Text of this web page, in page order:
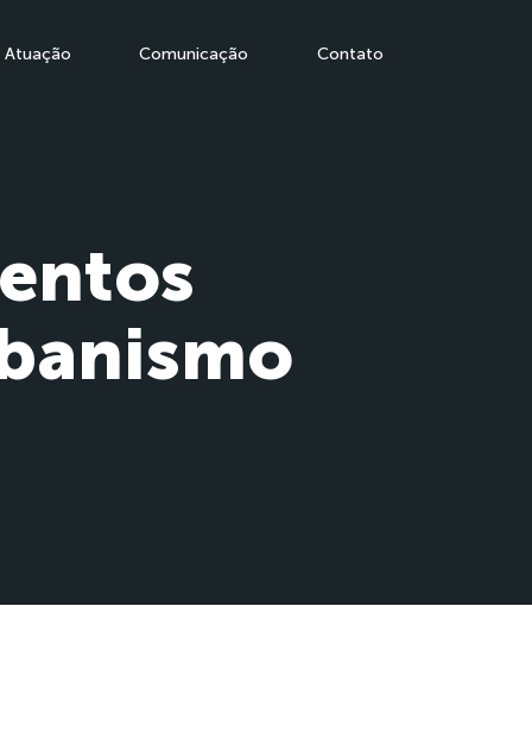
Atuação Comunicação Contato